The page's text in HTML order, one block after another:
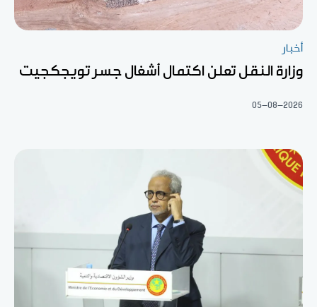
أخبار
وزارة النقل تعلن اكتمال أشغال جسر تويجكجيت
05-08-2026